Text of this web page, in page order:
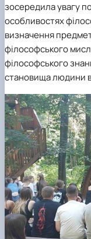
зосередила увагу
особливостях
визначення
філософського
філософського
становища людини в